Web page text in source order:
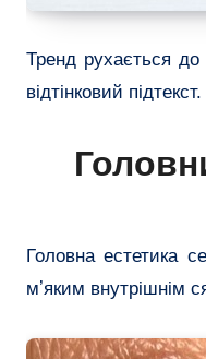
Тренд рухається
відтінковий
Головна естетика
мʼяким внутрішнім